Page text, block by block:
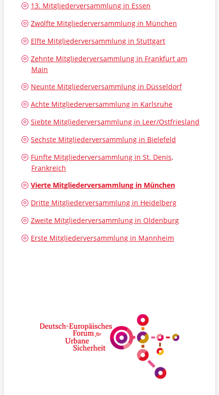
13. Mitgliederversammlung in Essen
Zwölfte Mitgliederversammlung in München
Elfte Mitgliederversammlung in Stuttgart
Zehnte Mitgliederversammlung in Frankfurt am
Main
Neunte Mitgliederversammlung in Düsseldorf
Achte Mitgliederversammlung in Karlsruhe
Siebte Mitgliederversammlung in Leer/Ostfriesland
Sechste Mitgliederversammlung in Bielefeld
Fünfte Mitgliederversammlung in St. Denis,
Frankreich
Vierte Mitgliederversammlung in München
Dritte Mitgliederversammlung in Heidelberg
Zweite Mitgliederversammlung in Oldenburg
Erste Mitgliederversammlung in Mannheim